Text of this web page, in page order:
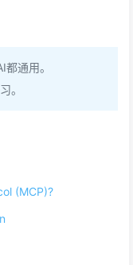
通用。
。
(MCP)?